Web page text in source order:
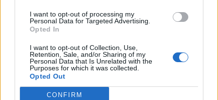
I want to opt-out of processing my
Personal Data for Targeted Advertising.
Opted In
I want to opt-out of Collection, Use,
Retention, Sale, and/or Sharing of my
Personal Data that Is Unrelated with the
Purposes for which it was collected.
Opted Out
CONFIRM